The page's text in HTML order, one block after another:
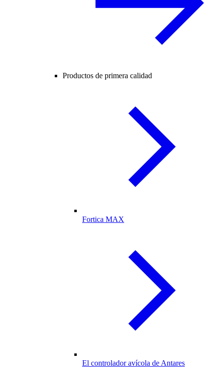
Productos de primera calidad
Fortica MAX
El controlador avícola de Antares